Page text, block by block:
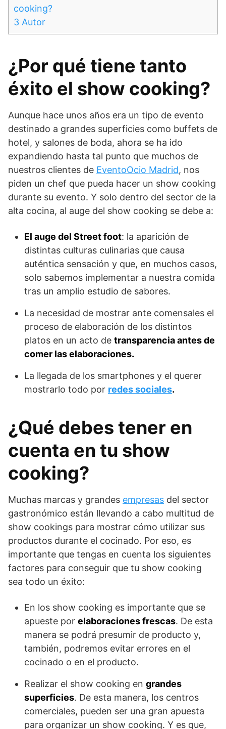
cooking?
3 Autor
¿Por qué tiene tanto
éxito el show cooking?
Aunque hace unos años era un tipo de evento
destinado a grandes superficies como buffets de
hotel, y salones de boda, ahora se ha ido
expandiendo hasta tal punto que muchos de
nuestros clientes de EventoOcio Madrid, nos
piden un chef que pueda hacer un show cooking
durante su evento. Y solo dentro del sector de la
alta cocina, al auge del show cooking se debe a:
El auge del Street foot: la aparición de
distintas culturas culinarias que causa
auténtica sensación y que, en muchos casos,
solo sabemos implementar a nuestra comida
tras un amplio estudio de sabores.
La necesidad de mostrar ante comensales el
proceso de elaboración de los distintos
platos en un acto de transparencia antes de
comer las elaboraciones.
La llegada de los smartphones y el querer
mostrarlo todo por redes sociales.
¿Qué debes tener en
cuenta en tu show
cooking?
Muchas marcas y grandes empresas del sector
gastronómico están llevando a cabo multitud de
show cookings para mostrar cómo utilizar sus
productos durante el cocinado. Por eso, es
importante que tengas en cuenta los siguientes
factores para conseguir que tu show cooking
sea todo un éxito:
En los show cooking es importante que se
apueste por elaboraciones frescas. De esta
manera se podrá presumir de producto y,
también, podremos evitar errores en el
cocinado o en el producto.
Realizar el show cooking en grandes
superficies. De esta manera, los centros
comerciales, pueden ser una gran apuesta
para organizar un show cooking. Y es que,